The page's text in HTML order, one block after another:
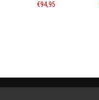
Lock Type A60
€94,95